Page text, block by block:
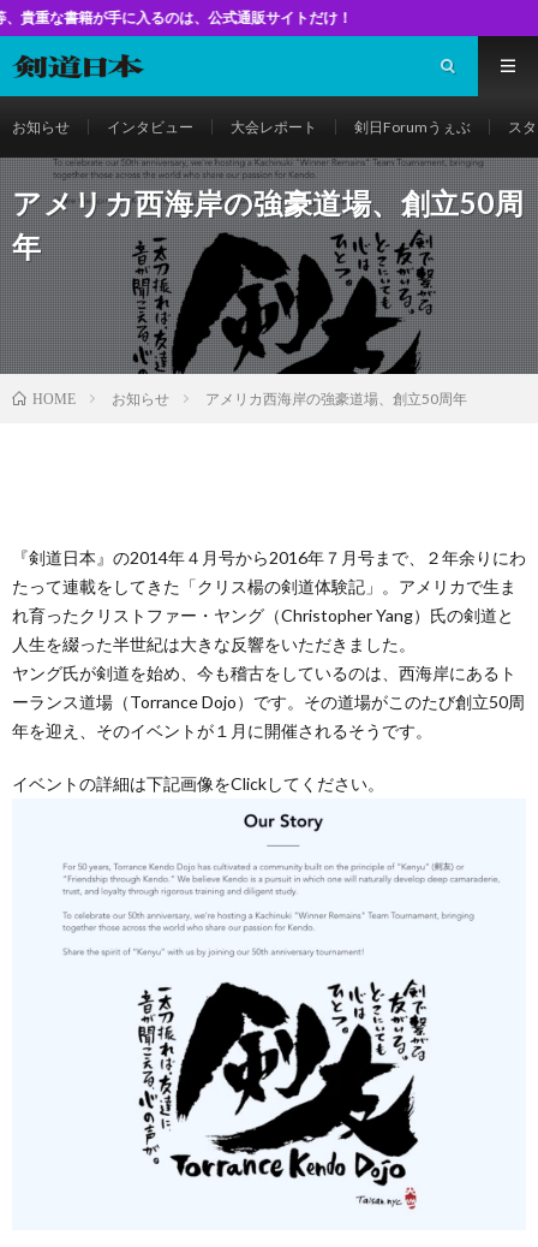
入るのは、公式通販サイトだけ！
お知らせ インタビュー 大会レポート 剣日Forumうぇぶ ス
アメリカ西海岸の強豪道場、創立50周
年
HOME お知らせ アメリカ西海岸の強豪道場、創立50周年
『剣道日本』の2014年４月号から2016年７月号まで、２年余りにわ
たって連載をしてきた「クリス楊の剣道体験記」。アメリカで生ま
れ育ったクリストファー・ヤング（Christopher Yang）氏の剣道と
人生を綴った半世紀は大きな反響をいただきました。
ヤング氏が剣道を始め、今も稽古をしているのは、西海岸にあるト
ーランス道場（Torrance Dojo）です。その道場がこのたび創立50周
年を迎え、そのイベントが１月に開催されるそうです。
イベントの詳細は下記画像をClickしてください。